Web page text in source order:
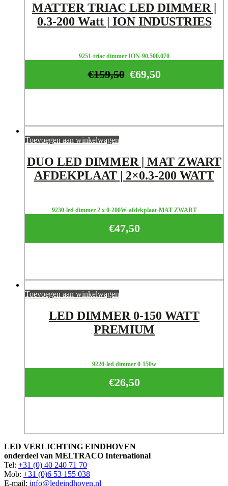
MATTER TRIAC LED DIMMER |
0.3-200 Watt | ION INDUSTRIES
9251-triac dimmer ION-90.500.070
€69,50
€159,50
Toevoegen aan winkelwagen
DUO LED DIMMER | MAT ZWART
AFDEKPLAAT | 2×0.3-200 WATT
9230-led dimmer 2 x 0-200W-afdekplaat-MAT ZWART
€47,50
Toevoegen aan winkelwagen
LED DIMMER 0-150 WATT
PREMIUM
9220-led dimmer 0-150w
€26,50
LED VERLICHTING EINDHOVEN
onderdeel van MELTRACO International
Tel: +31 (0) 40 240 71 70
Mob: +31 (0)6 53 155 038
E-mail: info@ledeindhoven.nl